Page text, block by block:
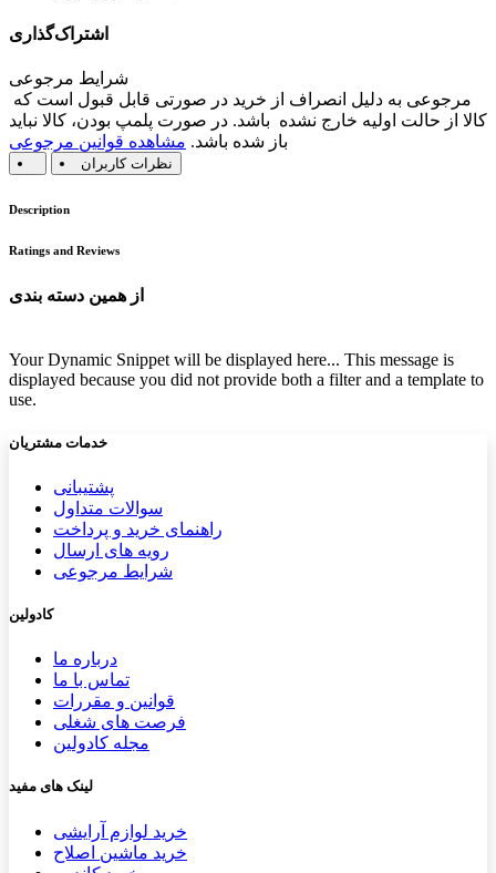
اشتراک‌گذاری
شرایط مرجوعی
کالا از حالت اولیه خارج نشده باشد. در صورت پلمپ بودن، کالا نباید
باز شده باشد. مشاهده قوانین مرجوعی
نظرات کاربران
Description
Ratings and Reviews
از همین دسته بندی
Your Dynamic Snippet will be displayed here... This message is
displayed because you did not provide both a filter and a template to
use.
خدمات مشتریان
پشتیب​​انی
سوالات متداول
راهنمای خرید و پرداخت
رویه های ارسال
شرایط مرجوعی
کادولین
درباره ما
تماس با ما
قوانین و مقررات
فرصت های شغلی
مجله کادولین
لینک های مفید
خرید لوازم آرایشی
خرید ماشین اصلاح